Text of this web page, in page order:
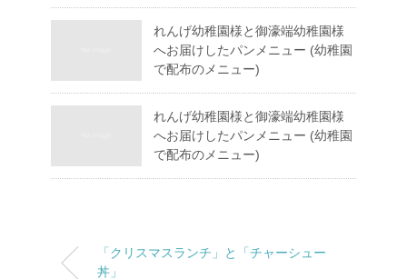
れんげ幼稚園様と御濠端幼稚園様
へお届けしたパンメニュー (幼稚園
で配布のメニュー)
れんげ幼稚園様と御濠端幼稚園様
へお届けしたパンメニュー (幼稚園
で配布のメニュー)
「クリスマスランチ」と「チャーシュー
丼」